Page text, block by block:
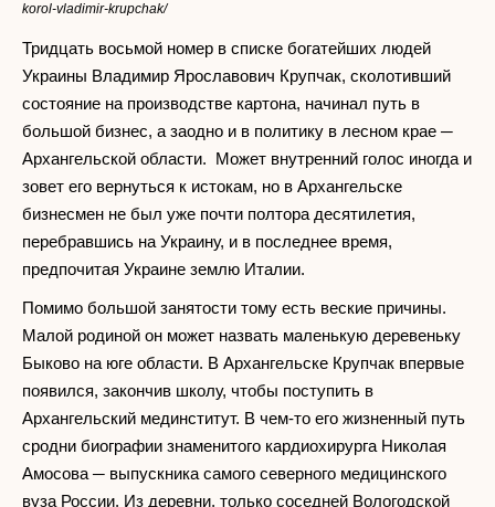
korol-vladimir-krupchak/
Тридцать восьмой номер в списке богатейших людей
Украины Владимир Ярославович Крупчак, сколотивший
состояние на производстве картона, начинал путь в
большой бизнес, а заодно и в политику в лесном крае ─
Архангельской области. Может внутренний голос иногда и
зовет его вернуться к истокам, но в Архангельске
бизнесмен не был уже почти полтора десятилетия,
перебравшись на Украину, и в последнее время,
предпочитая Украине землю Италии.
Помимо большой занятости тому есть веские причины.
Малой родиной он может назвать маленькую деревеньку
Быково на юге области. В Архангельске Крупчак впервые
появился, закончив школу, чтобы поступить в
Архангельский мединститут. В чем-то его жизненный путь
сродни биографии знаменитого кардиохирурга Николая
Амосова ─ выпускника самого северного медицинского
вуза России. Из деревни, только соседней Вологодской